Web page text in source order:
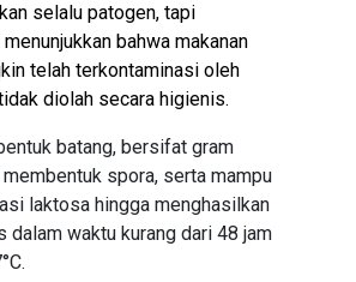
selalu patogen, tapi
bahwa makanan
telah terkontaminasi oleh
diolah secara higienis.
batang, bersifat gram
spora, serta mampu
laktosa hingga menghasilkan
dalam waktu kurang dari 48 jam